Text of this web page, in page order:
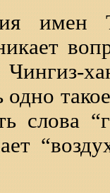
Чингиз-
слова